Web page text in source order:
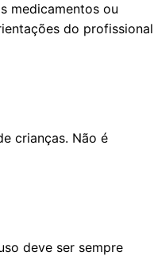
medicamentos ou
do profissional
crianças. Não é
deve ser sempre